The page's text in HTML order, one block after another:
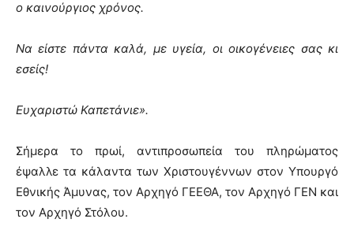
ο καινούργιος χρόνος.
Να είστε πάντα καλά, με υγεία, οι οικογένειες σας κι
εσείς!
Ευχαριστώ Καπετάνιε».
Σήμερα το πρωί, αντιπροσωπεία του πληρώματος
έψαλλε τα κάλαντα των Χριστουγέννων στον Υπουργό
Εθνικής Άμυνας, τον Αρχηγό ΓΕΕΘΑ, τον Αρχηγό ΓΕΝ και
τον Αρχηγό Στόλου.